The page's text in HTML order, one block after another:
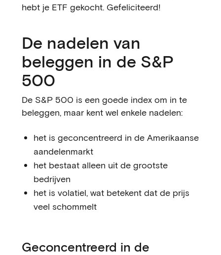
hebt je ETF gekocht. Gefeliciteerd!
De nadelen van
beleggen in de S&P
500
De S&P 500 is een goede index om in te
beleggen, maar kent wel enkele nadelen:
het is geconcentreerd in de Amerikaanse
aandelenmarkt
het bestaat alleen uit de grootste
bedrijven
het is volatiel, wat betekent dat de prijs
veel schommelt
Geconcentreerd in de